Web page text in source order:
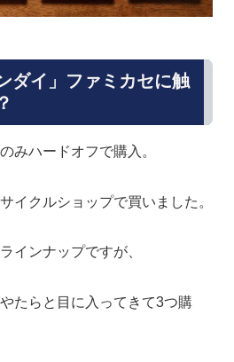
ダイ」ファミカセに触
みハードオフで購入。
イクルショップで買いました。
インナップですが、
たらと目に入ってきて3つ購